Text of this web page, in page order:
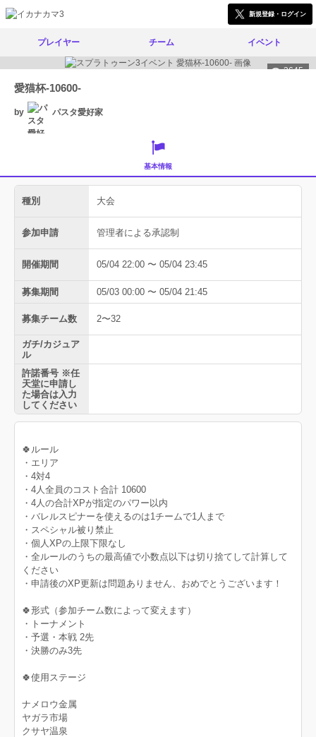
新規登録・ログイン
プレイヤー チーム イベント
3645
愛猫杯-10600-
by パスタ愛好家
基本情報
種別 大会
参加申請 管理者による承認制
開催期間 05/04 22:00 〜 05/04 23:45
募集期間 05/03 00:00 〜 05/04 21:45
募集チーム数 2〜32
ガチ/カジュア
ル
許諾番号 ※任
天堂に申請し
た場合は入力
してください
🍀ルール
・エリア
・4対4
・4人全員のコスト合計 10600
・4人の合計XPが指定のパワー以内
・バレルスピナーを使えるのは1チームで1人まで
・スペシャル被り禁止
・個人XPの上限下限なし
・全ルールのうちの最高値で小数点以下は切り捨てして計算して
ください
・申請後のXP更新は問題ありません、おめでとうございます！
🍀形式（参加チーム数によって変えます）
・トーナメント
・予選・本戦 2先
・決勝のみ3先
🍀使用ステージ
ナメロウ金属
ヤガラ市場
クサヤ温泉